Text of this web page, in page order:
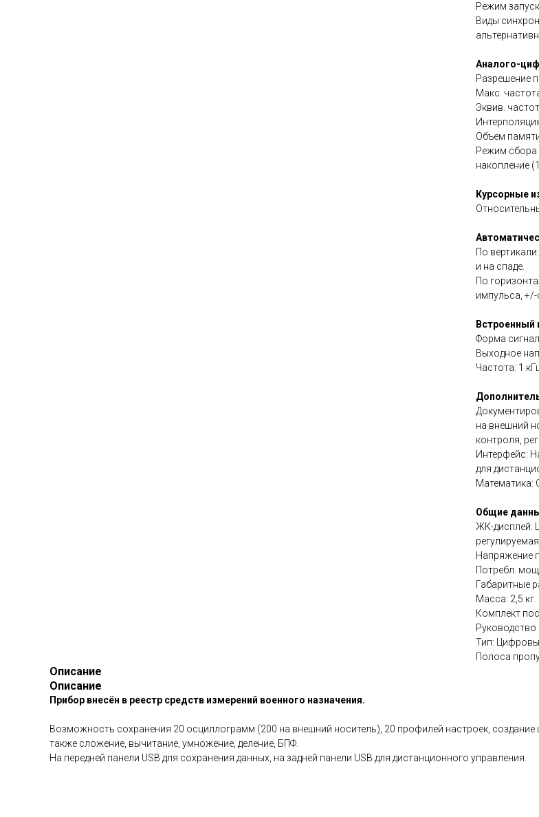
Режим
Виды
Аналого-
Разрешение
Макс.
Эквив.
Объем
Режим сбора
накопление
Курсорные
По
и на спаде.
По
импульса,
Встроенный
Форма
Выходное
Частота: 1
на внешний
контроля,
Интерфейс:
для
Математика:
Общие
ЖК-дисплей:
Напряжение
Потребл.
Габаритные
Масса: 2,5 кг.
Комплект
Руководство
Тип:
Полоса
Описание
Описание
Прибор внесён в реестр средств измерений военного назначения.
Возможность сохранения 20 осциллограмм (200 на внешний носитель), 20 профилей настроек,
также сложение, вычитание, умножение, деление, БПФ.
На передней панели USB для сохранения данных, на задней панели USB для дистанционного управления.